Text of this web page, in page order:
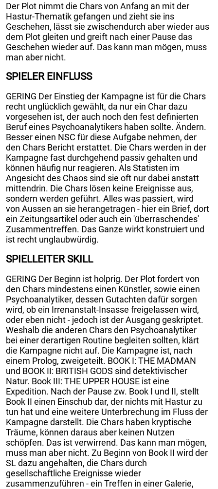
Der Plot nimmt die Chars von Anfang an mit der
Hastur-Thematik gefangen und zieht sie ins
Geschehen, lässt sie zwischendurch aber wieder aus
dem Plot gleiten und greift nach einer Pause das
Geschehen wieder auf. Das kann man mögen, muss
man aber nicht.
SPIELER EINFLUSS
GERING Der Einstieg der Kampagne ist für die Chars
recht unglücklich gewählt, da nur ein Char dazu
vorgesehen ist, der auch noch den fest definierten
Beruf eines Psychoanalytikers haben sollte. Ändern.
Besser einen NSC für diese Aufgabe nehmen, der
den Chars Bericht erstattet. Die Chars werden in der
Kampagne fast durchgehend passiv gehalten und
können häufig nur reagieren. Als Statisten im
Angesicht des Chaos sind sie oft nur dabei anstatt
mittendrin. Die Chars lösen keine Ereignisse aus,
sondern werden geführt. Alles was passiert, wird
von Aussen an sie herangetragen - hier ein Brief, dort
ein Zeitungsartikel oder auch ein 'überraschendes'
Zusammentreffen. Das Ganze wirkt konstruiert und
ist recht unglaubwürdig.
SPIELLEITER SKILL
GERING Der Beginn ist holprig. Der Plot fordert von
den Chars mindestens einen Künstler, sowie einen
Psychoanalytiker, dessen Gutachten dafür sorgen
wird, ob ein Irrenanstalt-Insasse freigelassen wird,
oder eben nicht - jedoch ist der Ausgang geskriptet.
Weshalb die anderen Chars den Psychoanalytiker
bei einer derartigen Routine begleiten sollten, klärt
die Kampagne nicht auf. Die Kampagne ist, nach
einem Prolog, zweigeteilt. BOOK I: THE MADMAN
und BOOK II: BRITISH GODS sind detektivischer
Natur. Book III: THE UPPER HOUSE ist eine
Expedition. Nach der Pause zw. Book I und II, stellt
Book II einen Einschub dar, der nichts mit Hastur zu
tun hat und eine weitere Unterbrechung im Fluss der
Kampagne darstellt. Die Chars haben kryptische
Träume, können daraus aber keinen Nutzen
schöpfen. Das ist verwirrend. Das kann man mögen,
muss man aber nicht. Zu Beginn von Book II wird der
SL dazu angehalten, die Chars durch
gesellschaftliche Ereignisse wieder
zusammenzuführen - ein Treffen in einer Galerie,